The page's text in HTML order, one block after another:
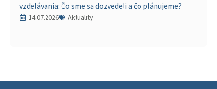
vzdelávania: Čo sme sa dozvedeli a čo plánujeme?
14.07.2026 Aktuality